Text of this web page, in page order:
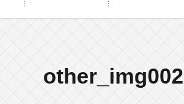
other_img002